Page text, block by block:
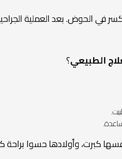
في الحوض. بعد العملية
الطبيعي؟
كبرت، وأولادها حسوا براحة